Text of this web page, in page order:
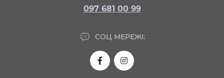
097 681 00 99
СОЦ МЕРЕЖІ: